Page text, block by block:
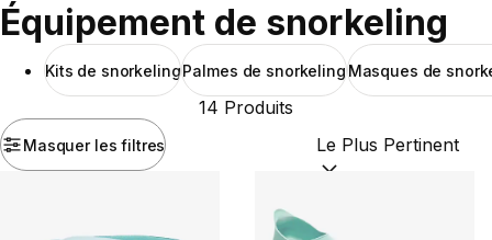
Équipement de snorkeling
Kits de snorkelingPalmes de snorkeling Masques de
Masquer les filtres
14 Produits
Trier par :(optional)